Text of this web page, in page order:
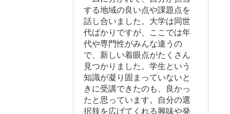
する地域の良い点や課題点を
話し合いました。大学は同世
代ばかりですが、ここでは年
代や専門性がみんな違うの
で、新しい着眼点がたくさん
見つかりました。学生という
知識が凝り固まっていないと
きに受講できたのも、良かっ
たと思っています。自分の選
択肢を広げてくれる興味や発